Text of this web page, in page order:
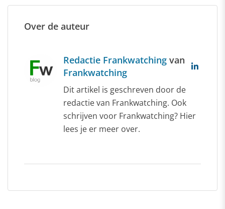
Over de auteur
Redactie Frankwatching van
Frankwatching
Dit artikel is geschreven door de
redactie van Frankwatching. Ook
schrijven voor Frankwatching? Hier
lees je er meer over.